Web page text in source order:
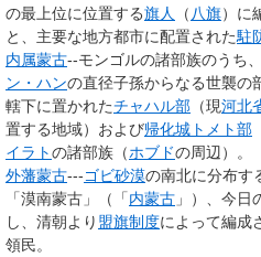
の最上位に位置する旗人 （ 八旗）に
と、主要な地方都市に配置された駐
内属蒙古--モンゴルの諸部族のうち、
ン・ハンの直径子孫からなる世襲の
轄下に置かれたチャハル部 （現河北
置する地域）および帰化城トメト部
イラトの諸部族（ホブドの周辺）。
外藩蒙古---ゴビ砂漠の南北に分布す
「漠南蒙古」（「内蒙古 」）、今日
し、清朝より 盟旗制度によって編成
領民。